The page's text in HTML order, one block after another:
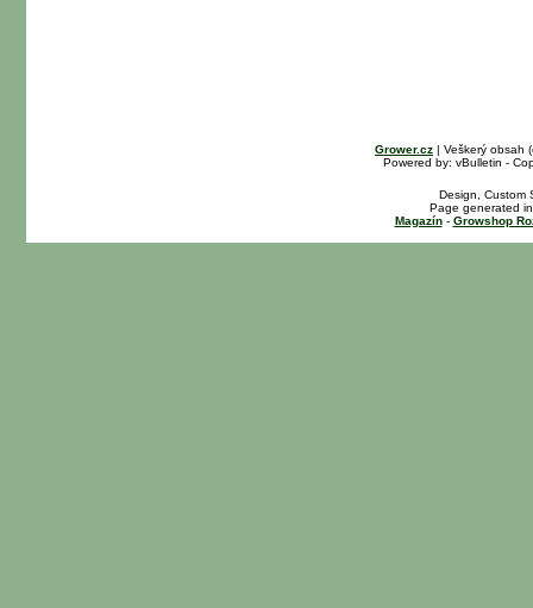
Grower.cz | Veškerý obsah
Powered by: vBulletin -
Design, Custom
Page generated
Magazín- Growshop